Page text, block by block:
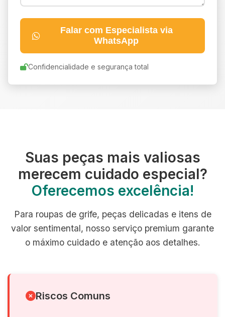
Falar com Especialista via
WhatsApp
Confidencialidade e segurança total
Suas peças mais valiosas
merecem cuidado especial?
Oferecemos excelência!
Para roupas de grife, peças delicadas e itens de
valor sentimental, nosso serviço premium garante
o máximo cuidado e atenção aos detalhes.
Riscos Comuns